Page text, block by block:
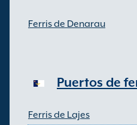
Ferris de Denarau
Puertos de
Ferris de Lajes